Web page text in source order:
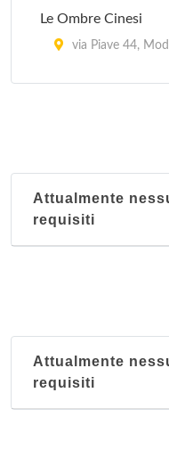
Le Ombre Cinesi
via Piave 44,
via Gabriele
Attualmente
requisiti
Attualmente
requisiti